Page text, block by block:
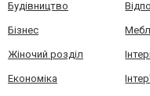
Будівництво
Бізнес
Жіночий розділ
Економіка